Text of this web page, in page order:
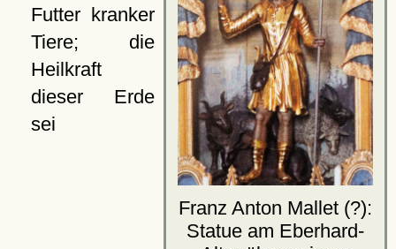
Franz Anton Mallet (?):
Statue am Eberhard-
Futter kranker
Tiere; die
Heilkraft
dieser Erde
sei